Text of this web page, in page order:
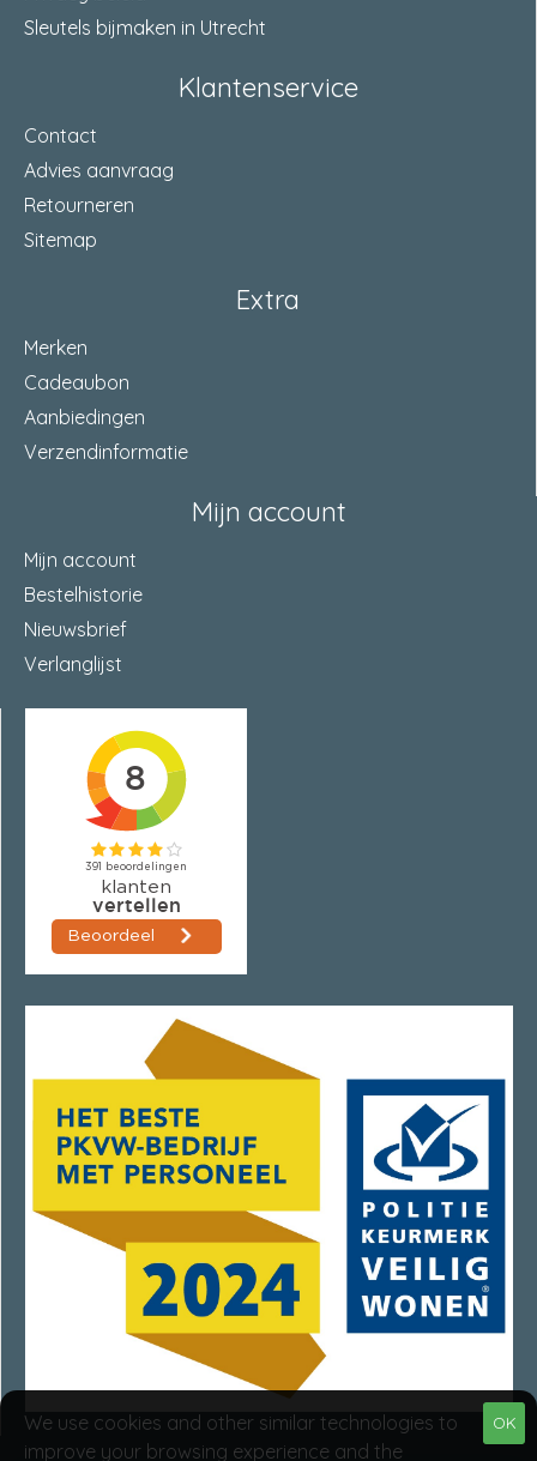
Sleutels bijmaken in Utrecht
Klantenservice
Contact
Advies aanvraag
Retourneren
Sitemap
Extra
Merken
Cadeaubon
Aanbiedingen
Verzendinformatie
Mijn account
Mijn account
Bestelhistorie
Nieuwsbrief
Verlanglijst
OK
We use cookies and other similar technologies to
improve your browsing experience and the